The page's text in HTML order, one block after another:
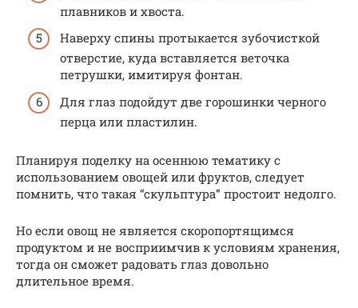
плавников и хвоста.
Наверху спины протыкается зубочисткой
отверстие, куда вставляется веточка
петрушки, имитируя фонтан.
Для глаз подойдут две горошинки черного
перца или пластилин.
Планируя поделку на осеннюю тематику с
использованием овощей или фруктов, следует
помнить, что такая “скульптура” простоит недолго.
Но если овощ не является скоропортящимся
продуктом и не восприимчив к условиям хранения,
тогда он сможет радовать глаз довольно
длительное время.